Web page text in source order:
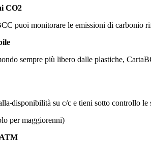
CO2
puoi monitorare le emissioni di carbonio
sempre più libero dalle plastiche,
disponibilità su c/c e tieni sotto controllo le
per maggiorenni)
ATM